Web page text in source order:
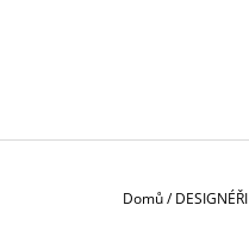
Domů/ DESIGNÉŘI